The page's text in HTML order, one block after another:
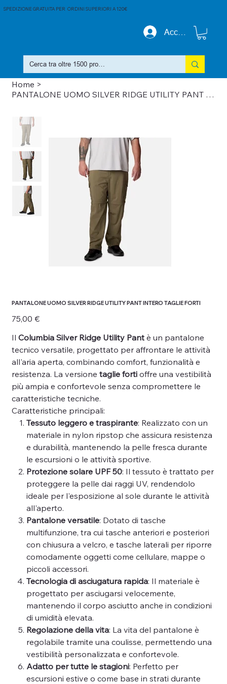
Accedi
SPEDIZIONE GRATUITA PER ORDINI SUPERIORI A 120€
Home >
PANTALONE UOMO SILVER RIDGE UTILITY PANT INTERO TAGLIE FORTI
PANTALONE UOMO SILVER RIDGE UTILITY PANT INTERO TAGLIE FORTI
Prezzo
75,00 €
Il Columbia Silver Ridge Utility Pantè un pantalone
tecnico versatile, progettato per affrontare le attività
all'aria aperta, combinando comfort, funzionalità e
resistenza. La versione taglie fortioffre una vestibilità
più ampia e confortevole senza compromettere le
caratteristiche tecniche.
Caratteristiche principali:
Tessuto leggero e traspirante: Realizzato con un
materiale in nylon ripstop che assicura resistenza
e durabilità, mantenendo la pelle fresca durante
le escursioni o le attività sportive.
Protezione solare UPF 50: Il tessuto è trattato per
proteggere la pelle dai raggi UV, rendendolo
ideale per l'esposizione al sole durante le attività
all'aperto.
Pantalone versatile: Dotato di tasche
multifunzione, tra cui tasche anteriori e posteriori
con chiusura a velcro, e tasche laterali per riporre
comodamente oggetti come cellulare, mappe o
piccoli accessori.
Tecnologia di asciugatura rapida: Il materiale è
progettato per asciugarsi velocemente,
mantenendo il corpo asciutto anche in condizioni
di umidità elevata.
Regolazione della vita: La vita del pantalone è
regolabile tramite una coulisse, permettendo una
vestibilità personalizzata e confortevole.
Adatto per tutte le stagioni: Perfetto per
escursioni estive o come base in strati durante